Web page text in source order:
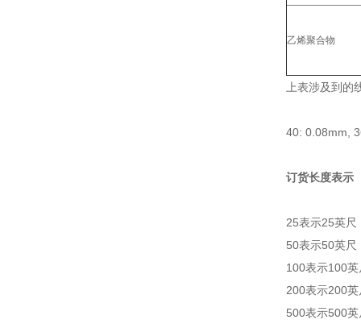
乙烯聚合物
上表涉及到
40: 0.08mm,
订货长度表示
25表示25英尺
50表示50英尺
100表示100
200表示200
500表示500